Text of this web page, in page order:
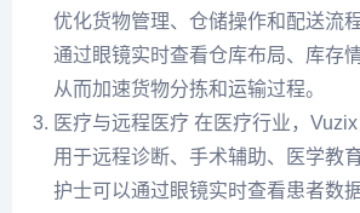
优化货物管理、仓储操作和配送流
通过眼镜实时查看仓库布局、库存
从而加速货物分拣和运输过程。
医疗与远程医疗 在医疗行业，
用于远程诊断、手术辅助、医学教
护士可以通过眼镜实时查看患者数